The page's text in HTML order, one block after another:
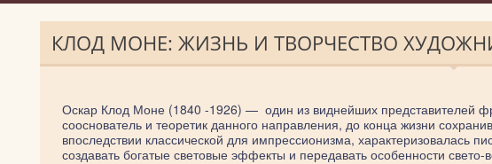
КЛОД МОНЕ: ЖИЗНЬ И ТВОРЧЕСТВО
Оскар Клод Моне (1840 -1926) — один из виднейших представителей
сооснователь и теоретик данного направления, до конца жизни
впоследствии классической для импрессионизма, характеризовалась
создавать богатые световые эффекты и передавать особенности